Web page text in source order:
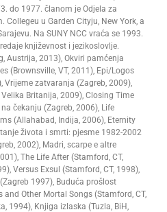
do 1977. članom je Odjela za
Collegeu u Garden Cityju, New York, a
Na SUNY NCC vraća se 1993.
književnost i jezikoslovlje.
Austrija, 2013), Okviri pamćenja
(Brownsville, VT, 2011), Epi/Logos
Vrijeme zatvaranja (Zagreb, 2009),
Britanija, 2009), Closing Time
čekanju (Zagreb, 2006), Life
(Allahabad, Indija, 2006), Eternity
života i smrti: pjesme 1982-2002
2002), Madri, scarpe e altre
The Life After (Stamford, CT,
Versus Exsul (Stamford, CT, 1998),
1997), Buduća prošlost
and Other Mortal Songs (Stamford, CT,
1994), Knjiga izlaska (Tuzla, BiH,